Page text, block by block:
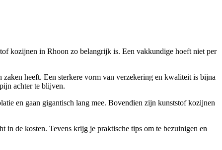
kozijnen in Rhoon zo belangrijk is. Een vakkundige hoeft niet per
heeft. Een sterkere vorm van verzekering en kwaliteit is bijna
achter te blijven.
en gaan gigantisch lang mee. Bovendien zijn kunststof kozijnen
in de kosten. Tevens krijg je praktische tips om te bezuinigen en